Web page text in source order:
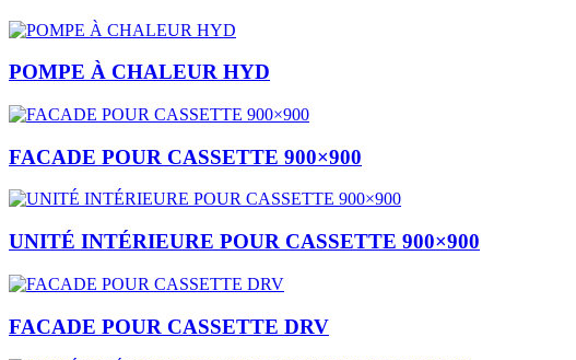
POMPE À CHALEUR HYD
FACADE POUR CASSETTE 900×900
UNITÉ INTÉRIEURE POUR CASSETTE 900×900
FACADE POUR CASSETTE DRV